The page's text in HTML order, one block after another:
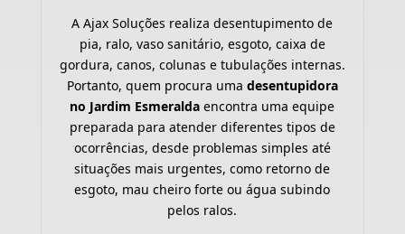
A Ajax Soluções realiza desentupimento de
pia, ralo, vaso sanitário, esgoto, caixa de
gordura, canos, colunas e tubulações internas.
Portanto, quem procura uma desentupidora
no Jardim Esmeralda encontra uma equipe
preparada para atender diferentes tipos de
ocorrências, desde problemas simples até
situações mais urgentes, como retorno de
esgoto, mau cheiro forte ou água subindo
pelos ralos.